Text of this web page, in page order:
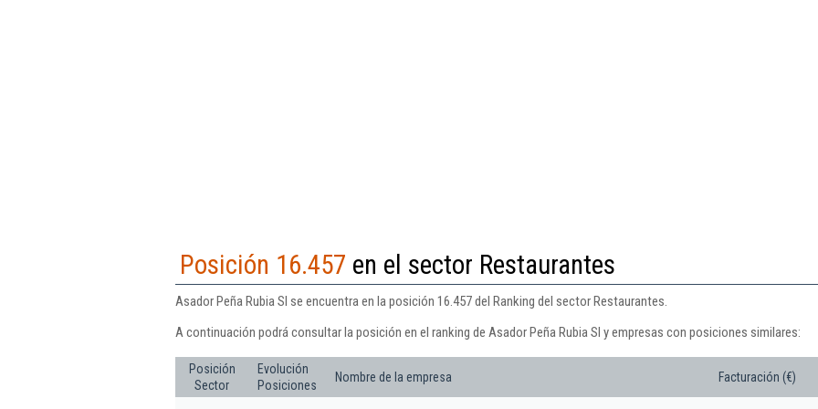
Posición 16.457 en el sector Restaurantes
Asador Peña Rubia Sl se encuentra en la posición 16.457 del Ranking del sector Restaurantes.
A continuación podrá consultar la posición en el ranking de Asador Peña Rubia Sl y empresas con posiciones similares:
Posición
Sector
Evolución
Posiciones
Nombre de la empresa Facturación (€)